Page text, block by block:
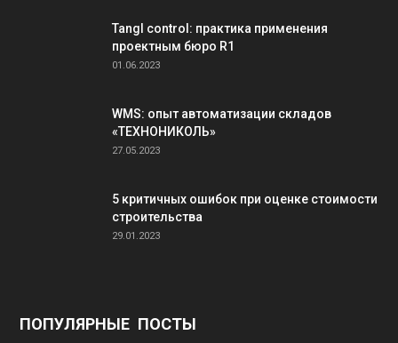
Tangl control: практика применения
проектным бюро R1
01.06.2023
WMS: опыт автоматизации складов
«ТЕХНОНИКОЛЬ»
27.05.2023
5 критичных ошибок при оценке стоимости
строительства
29.01.2023
ПОПУЛЯРНЫЕ ПОСТЫ